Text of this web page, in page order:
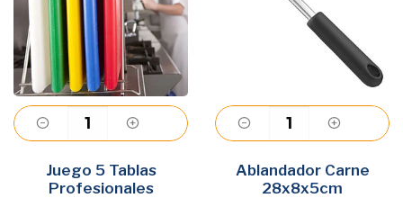
Agregar
Juego 5 Tablas
Profesionales
Agregar
Ablandador Carne
28x8x5cm